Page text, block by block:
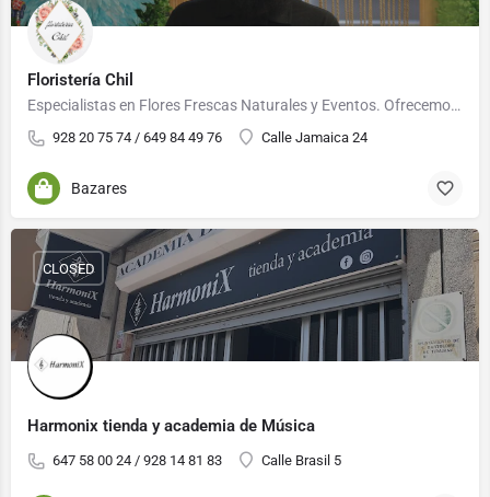
Floristería Chil
Especialistas en Flores Frescas Naturales y Eventos. Ofrecemos Servicio a Domicilio de Flores en Maspalomas y…
928 20 75 74 / 649 84 49 76 Calle Jamaica 24
Bazares
Harmonix tienda y academia de Música
647 58 00 24 / 928 14 81 83 Calle Brasil 5
CLOSED